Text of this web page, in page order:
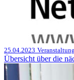
25.04.2023
Übersicht über die